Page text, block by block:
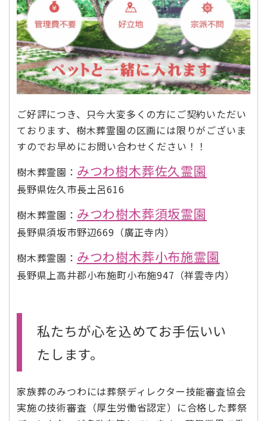
ご好評につき、只今大変多くの方にご契約いただい
ております、樹木葬霊園の区画には限りがございま
すのでお早めにお問い合わせください！！
樹木葬霊園： みつわ樹木葬佐久霊園
長野県佐久市長土呂616
樹木葬霊園： みつわ樹木葬須坂霊園
長野県須坂市野辺669（廣正寺内）
樹木葬霊園： みつわ樹木葬小布施霊園
長野県上高井郡小布施町小布施947（祥雲寺内）
私たちが心を込めてお手伝いい
たします。
家族葬のみつわには葬祭ディレクター技能審査協会
実施の技術審査（厚生労働省認定）に合格した葬祭